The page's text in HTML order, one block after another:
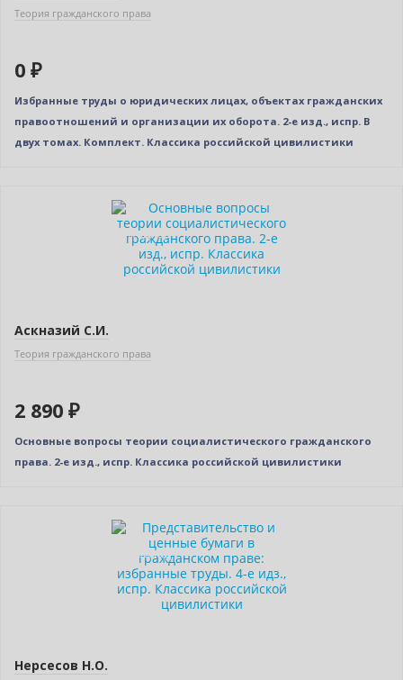
Теория гражданского права
0 ₽
Избранные труды о юридических лицах, объектах гражданских
правоотношений и организации их оборота. 2-е изд., испр. В
двух томах. Комплект. Классика российской цивилистики
Индивидуальный подход
Аскназий С.И.
Теория гражданского права
2 890 ₽
Основные вопросы теории социалистического гражданского
права. 2-е изд., испр. Классика российской цивилистики
Индивидуальный подход
Нерсесов Н.О.